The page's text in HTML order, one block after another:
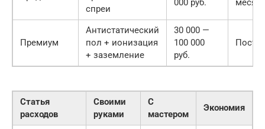
спреи
Премиум
Антистатический
пол + ионизация
+ заземление
30 000 —
100 000
руб.
Статья
расходов
Своими
руками
С
мастером
Экономия